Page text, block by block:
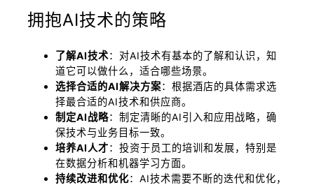
拥抱AI技术的策略
了解AI技术：对AI技术有基本的了解和认识，知
道它可以做什么，适合哪些场景。
选择合适的AI解决方案：根据酒店的具体需求选
择最合适的AI技术和供应商。
制定AI战略：制定清晰的AI引入和应用战略，确
保技术与业务目标一致。
培养AI人才：投资于员工的培训和发展，特别是
在数据分析和机器学习方面。
持续改进和优化：AI技术需要不断的迭代和优化，